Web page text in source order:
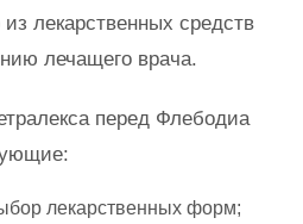
лекарственных средств
лечащего врача.
перед Флебодиа
лекарственных форм;